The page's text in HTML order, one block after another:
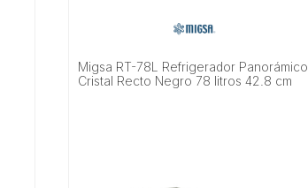
Migsa RT-78L Refrigerador Panorámico
Cristal Recto Negro 78 litros 42.8 cm